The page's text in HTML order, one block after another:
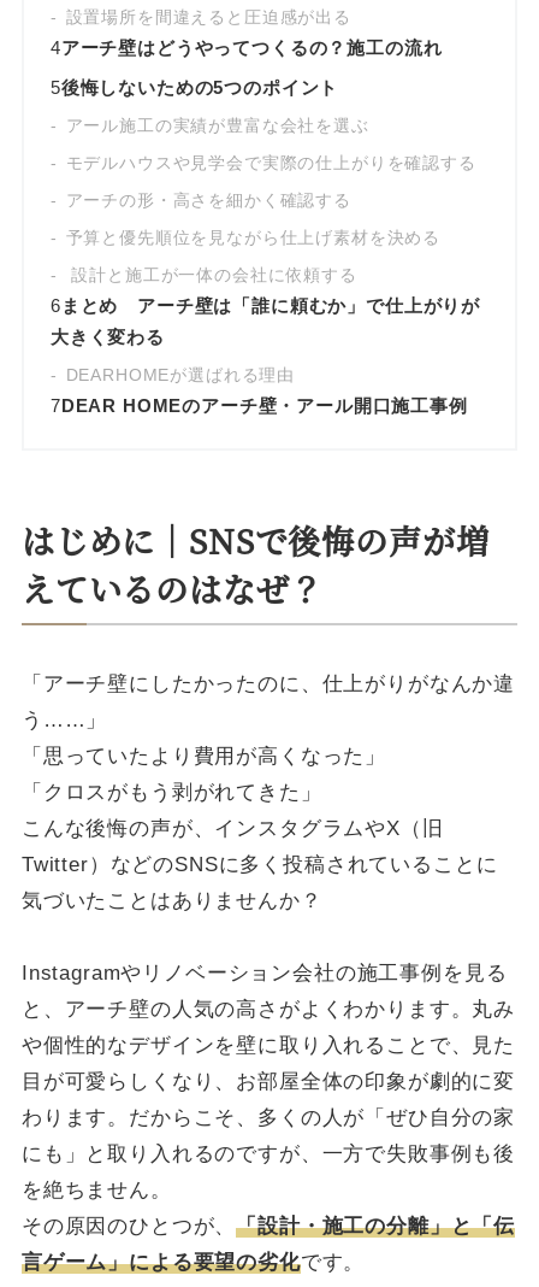
設置場所を間違えると圧迫感が出る
4アーチ壁はどうやってつくるの？施工の流れ
5後悔しないための5つのポイント
アール施工の実績が豊富な会社を選ぶ
モデルハウスや見学会で実際の仕上がりを確認する
アーチの形・高さを細かく確認する
予算と優先順位を見ながら仕上げ素材を決める
設計と施工が一体の会社に依頼する
6 まとめ アーチ壁は「誰に頼むか」で仕上がりが
大きく変わる
DEARHOMEが選ばれる理由
7DEAR HOMEのアーチ壁・アール開口施工事例
はじめに｜SNSで後悔の声が増
えているのはなぜ？
「アーチ壁にしたかったのに、仕上がりがなんか違
う……」
「思っていたより費用が高くなった」
「クロスがもう剥がれてきた」
こんな後悔の声が、インスタグラムやX（旧
Twitter）などのSNSに多く投稿されていることに
気づいたことはありませんか？
Instagramやリノベーション会社の施工事例を見る
と、アーチ壁の人気の高さがよくわかります。丸み
や個性的なデザインを壁に取り入れることで、見た
目が可愛らしくなり、お部屋全体の印象が劇的に変
わります。だからこそ、多くの人が「ぜひ自分の家
にも」と取り入れるのですが、一方で失敗事例も後
を絶ちません。
その原因のひとつが、「設計・施工の分離」と「伝
言ゲーム」による要望の劣化です。